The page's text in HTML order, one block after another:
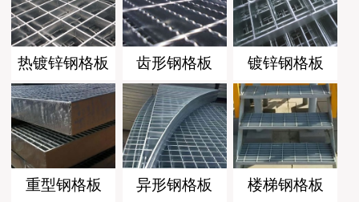
热镀锌钢格板 齿形钢格板 镀锌钢格板
重型钢格板 异形钢格板 楼梯钢格板